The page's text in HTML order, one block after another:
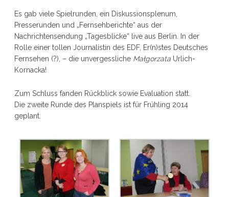
Es gab viele Spielrunden, ein Diskussionsplenum,
Presserunden und „Fernsehberichte“ aus der
Nachrichtensendung „Tagesblicke“ live aus Berlin. In der
Rolle einer tollen Journalistin des EDF, Er(n)stes Deutsches
Fernsehen (?), – die unvergesslicheMałgorzata Urlich-
Kornacka!
Zum Schluss fanden Rückblick sowie Evaluation statt.
Die zweite Runde des Planspiels ist für Frühling 2014
geplant.